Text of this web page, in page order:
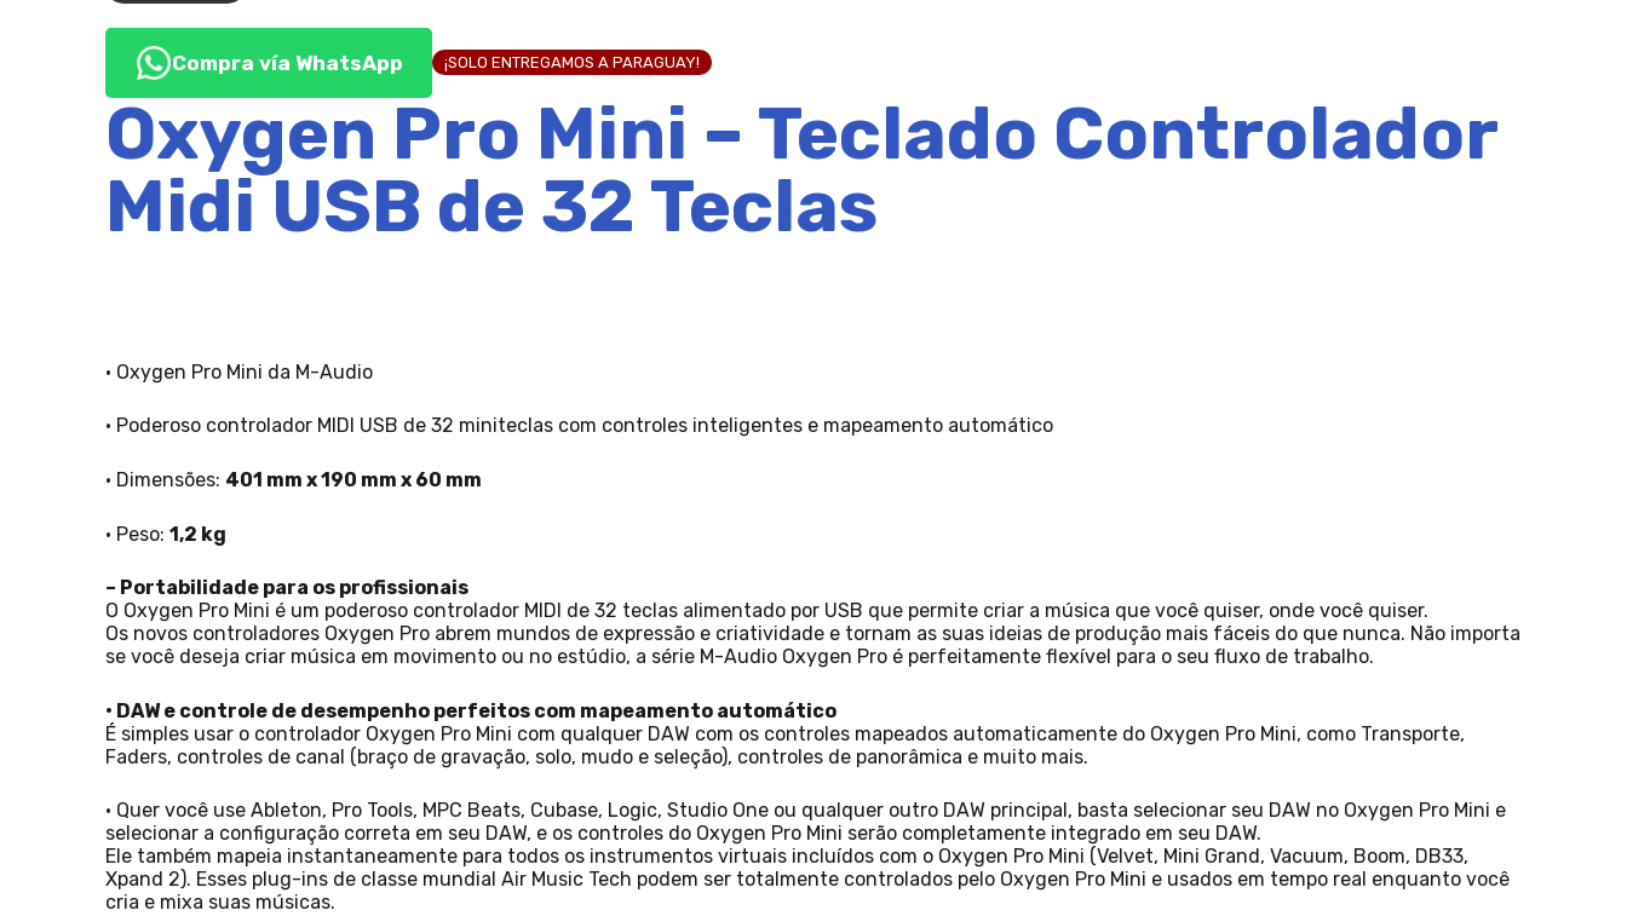
Compra vía WhatsApp ¡SOLO ENTREGAMOS A PARAGUAY!
Oxygen Pro Mini – Teclado Controlador
Midi USB de 32 Teclas
• Oxygen Pro Mini da M-Audio
• Poderoso controlador MIDI USB de 32 miniteclas com controles inteligentes e mapeamento automático
• Dimensões: 401 mm x 190 mm x 60 mm
• Peso: 1,2 kg
– Portabilidade para os profissionais
O Oxygen Pro Mini é um poderoso controlador MIDI de 32 teclas alimentado por USB que permite criar a música que você quiser, onde você quiser.
Os novos controladores Oxygen Pro abrem mundos de expressão e criatividade e tornam as suas ideias de produção mais fáceis do que nunca. Não importa
se você deseja criar música em movimento ou no estúdio, a série M-Audio Oxygen Pro é perfeitamente flexível para o seu fluxo de trabalho.
• DAW e controle de desempenho perfeitos com mapeamento automático
É simples usar o controlador Oxygen Pro Mini com qualquer DAW com os controles mapeados automaticamente do Oxygen Pro Mini, como Transporte,
Faders, controles de canal (braço de gravação, solo, mudo e seleção), controles de panorâmica e muito mais.
• Quer você use Ableton, Pro Tools, MPC Beats, Cubase, Logic, Studio One ou qualquer outro DAW principal, basta selecionar seu DAW no Oxygen Pro Mini e
selecionar a configuração correta em seu DAW, e os controles do Oxygen Pro Mini serão completamente integrado em seu DAW.
Ele também mapeia instantaneamente para todos os instrumentos virtuais incluídos com o Oxygen Pro Mini (Velvet, Mini Grand, Vacuum, Boom, DB33,
Xpand 2). Esses plug-ins de classe mundial Air Music Tech podem ser totalmente controlados pelo Oxygen Pro Mini e usados ​​em tempo real enquanto você
cria e mixa suas músicas.